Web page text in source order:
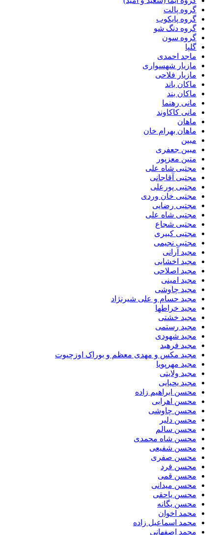
گروه پالت
گروه پایکوب
گروه دنگ شو
گروه سون
گلپا
ماجد احمدی
مازیار شهسواری
مازیار فلاحی
ماکان باند
ماکان بند
مانی رهنما
مانی کاکاوند
ماهان
ماهان بهرام خان
مبین
مبین جعفری
متین معزپور
مجتبى شاه على
مجتبی آقاجانی
مجتبی پورعلی
مجتبی خان وردی
مجتبی رضایی
مجتبی شاه علی
مجتبی شجاع
مجتبی کبیری
مجتبی نجیمی
مجید آرانی
مجید اخشابی
مجید اصلاحی
مجید امینی
مجید چاوشی
مجید حسام و علی شیرنژاد
مجید خراطها
مجید خشتی
مجید رستمی
مجید شهودی
مجید فرهبد
مجید مکس و مهدی معظم و بوراک اوزچیوت
مجید مهرپویا
مجید ولایتی
مجید یحیایی
محسن ابراهیم زاده
محسن اهرابی
محسن چاوشی
محسن دلیر
محسن سالم
محسن شاه محمدی
محسن شفیعی
محسن صفری
محسن فرد
محسن قمی
محسن میدانی
محسن یاحقی
محسن یگانه
محمد اخوان
محمد اسماعیل زاده
محمد اصفهانی